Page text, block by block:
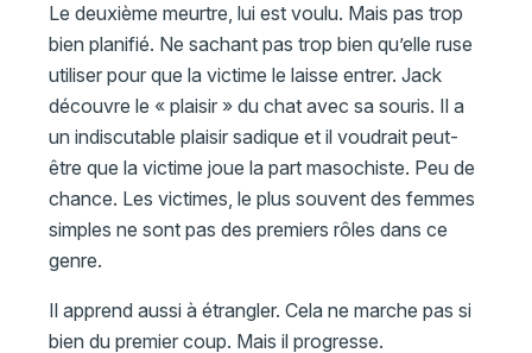
Le deuxième meurtre, lui est voulu. Mais pas trop
bien planifié. Ne sachant pas trop bien qu’elle ruse
utiliser pour que la victime le laisse entrer. Jack
découvre le « plaisir » du chat avec sa souris. Il a
un indiscutable plaisir sadique et il voudrait peut-
être que la victime joue la part masochiste. Peu de
chance. Les victimes, le plus souvent des femmes
simples ne sont pas des premiers rôles dans ce
genre.
Il apprend aussi à étrangler. Cela ne marche pas si
bien du premier coup. Mais il progresse.